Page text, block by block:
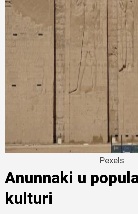
Pexels
Anunnaki u
kulturi